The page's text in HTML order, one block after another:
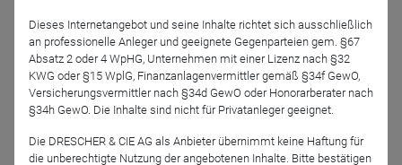
Stefan Breintner
DJE Kapital AG
Dieses Internetangebot und seine Inhalte richtet sich ausschließlich
an professionelle Anleger und geeignete Gegenparteien gem. §67
Absatz 2 oder 4 WpHG, Unternehmen mit einer Lizenz nach §32
KWG oder §15 WplG, Finanzanlagenvermittler gemäß §34f GewO,
Versicherungsvermittler nach §34d GewO oder Honorarberater nach
§34h GewO. Die Inhalte sind nicht für Privatanleger geeignet.
Die DRESCHER & CIE AG als Anbieter übernimmt keine Haftung für
die unberechtigte Nutzung der angebotenen Inhalte. Bitte bestätigen